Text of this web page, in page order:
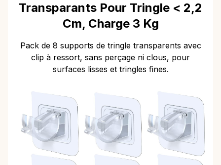
Transparants Pour Tringle < 2,2
Cm, Charge 3 Kg
Pack de 8 supports de tringle transparents avec
clip à ressort, sans perçage ni clous, pour
surfaces lisses et tringles fines.